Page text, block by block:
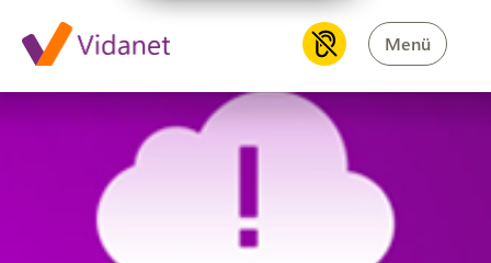
Menü
Telefonszolgáltatás-kiesés